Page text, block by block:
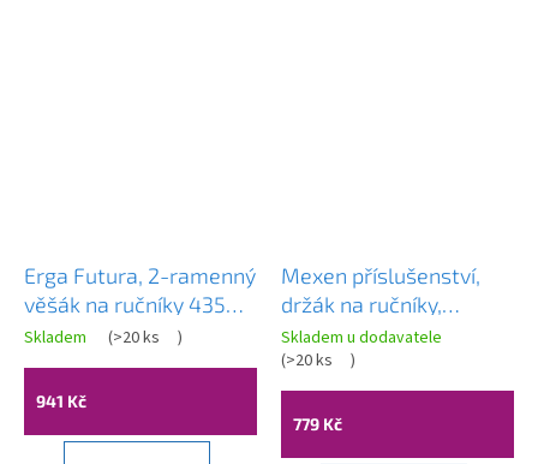
Erga Futura, 2-ramenný
věšák na ručníky 435
mm, chromová, ERG-
02995
Skladem (>20 ks )
941 Kč
Mexen příslušenství,
držák na ručníky,
otočný, zlatá matná,
7039243-50
Skladem u dodavatele
(>20 ks )
779 Kč